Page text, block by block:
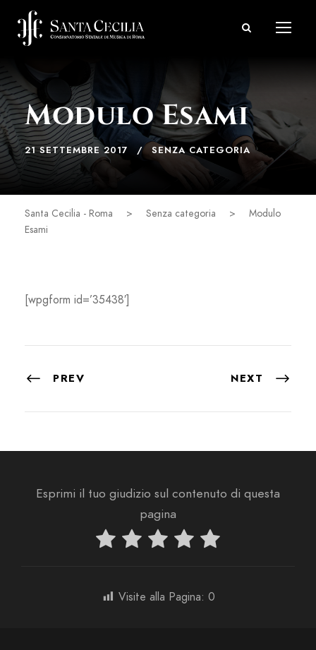
Modulo Esami
21 SETTEMBRE 2017 SENZA CATEGORIA
Santa Cecilia - Roma > Senza categoria >
Modulo
Esami
[wpgform id=’35438′]
PREV NEXT
Esprimi il tuo giudizio sul contenuto di questa
pagina
Visite alla Pagina: 0